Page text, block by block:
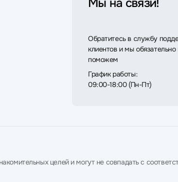
Мы на связи!
Обратитесь в службу
клиентов и мы
поможем
График работы:
09:00-18:00 (Пн-Пт)
целей и могут не совпадать с